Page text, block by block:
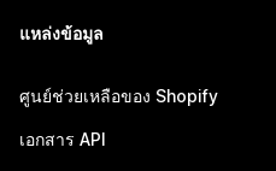
แหล่งข้อมูล
ศูนย์ช่วยเหลือของ Shopify
เอกสาร API